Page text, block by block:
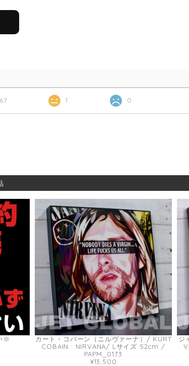
67 1 0
※
カート・コバーン（ニルヴァーナ）/ KURT
COBAIN : NIRVANA/ Lサイズ 52cm /
PAPM_0173
¥13,500
ジ